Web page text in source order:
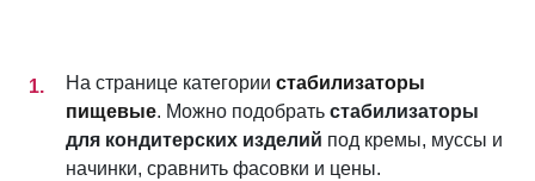
На странице категории стабилизаторы
пищевые. Можно подобрать стабилизаторы
для кондитерских изделий под кремы, муссы и
начинки, сравнить фасовки и цены.